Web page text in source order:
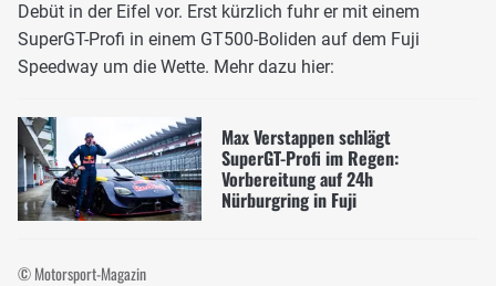
Debüt in der Eifel vor. Erst kürzlich fuhr er mit einem
SuperGT-Profi in einem GT500-Boliden auf dem Fuji
Speedway um die Wette. Mehr dazu hier:
Max Verstappen schlägt
SuperGT-Profi im Regen:
Vorbereitung auf 24h
Nürburgring in Fuji
© Motorsport-Magazin